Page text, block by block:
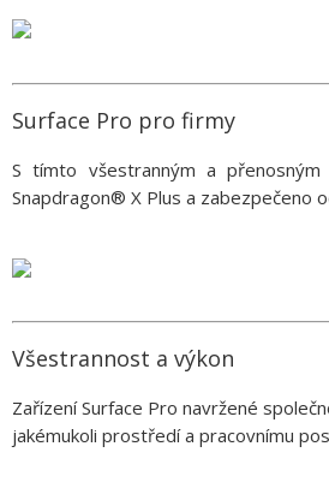
Surface Pro pro firmy
S tímto všestranným a
Snapdragon® X Plus a zabezpečeno
Všestrannost a výkon
Zařízení Surface Pro navržené
jakémukoli prostředí a pracovnímu